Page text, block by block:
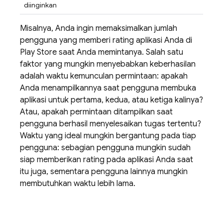
diinginkan
Misalnya, Anda ingin memaksimalkan jumlah
pengguna yang memberi rating aplikasi Anda di
Play Store saat Anda memintanya. Salah satu
faktor yang mungkin menyebabkan keberhasilan
adalah waktu kemunculan permintaan: apakah
Anda menampilkannya saat pengguna membuka
aplikasi untuk pertama, kedua, atau ketiga kalinya?
Atau, apakah permintaan ditampilkan saat
pengguna berhasil menyelesaikan tugas tertentu?
Waktu yang ideal mungkin bergantung pada tiap
pengguna: sebagian pengguna mungkin sudah
siap memberikan rating pada aplikasi Anda saat
itu juga, sementara pengguna lainnya mungkin
membutuhkan waktu lebih lama.